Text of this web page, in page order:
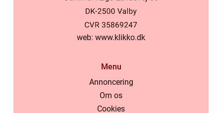
web: www.klikko.dk
Menu
Annoncering
Om os
Cookies